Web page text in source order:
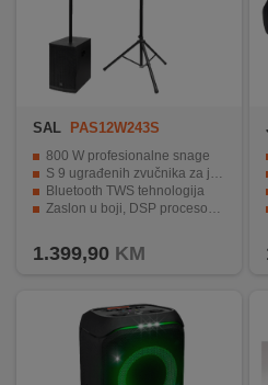
INTERNO
SAL PAS12W243S
800 W profesionalne snage
S 9 ugrađenih zvučnika za jasno zvučno iskustvo
Bluetooth TWS tehnologija
Zaslon u boji, DSP procesor zvuka
1.399,90 KM